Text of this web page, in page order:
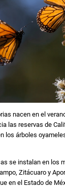
nacen en el
las reservas de
los árboles
se instalan en los
Zitácuaro y
en el Estado de